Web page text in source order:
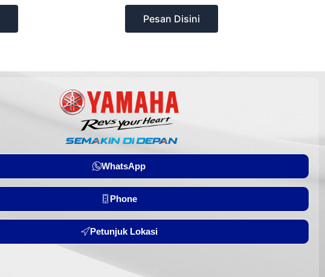
Pesan Disini
WhatsApp
Phone
Petunjuk Lokasi